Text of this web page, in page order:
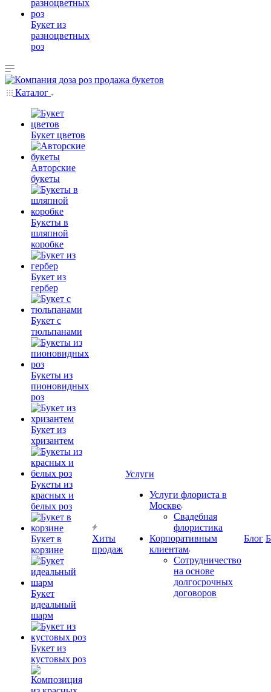
Букет из
разноцветных
роз
Каталог
Букет цветов
Авторские
букеты
Букеты в
шляпной
коробке
Букет из
гербер
Букет с
тюльпанами
Букеты из
пионовидных
роз
Букет из
хризантем
Букеты из
красных и
белых роз
Букет в
корзине
Букет
идеальный
шарм
Букет из
кустовых роз
Хиты
продаж
Услуги
Услуги флориста в
Москве
Свадебная
флористика
Корпоративным
клиентам
Сотрудничество
на основе
долгосрочных
договоров
Блог